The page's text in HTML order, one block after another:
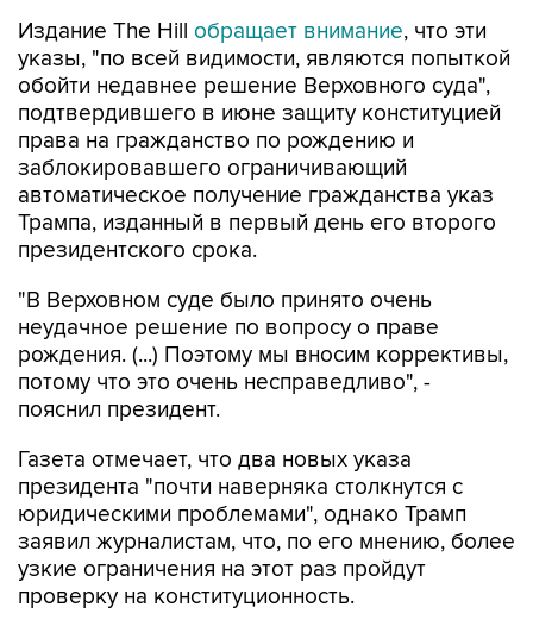
Издание The Hill обращает внимание, что эти
указы, "по всей видимости, являются попыткой
обойти недавнее решение Верховного суда",
подтвердившего в июне защиту конституцией
права на гражданство по рождению и
заблокировавшего ограничивающий
автоматическое получение гражданства указ
Трампа, изданный в первый день его второго
президентского срока.
"В Верховном суде было принято очень
неудачное решение по вопросу о праве
рождения. (...) Поэтому мы вносим коррективы,
потому что это очень несправедливо", -
пояснил президент.
Газета отмечает, что два новых указа
президента "почти наверняка столкнутся с
юридическими проблемами", однако Трамп
заявил журналистам, что, по его мнению, более
узкие ограничения на этот раз пройдут
проверку на конституционность.